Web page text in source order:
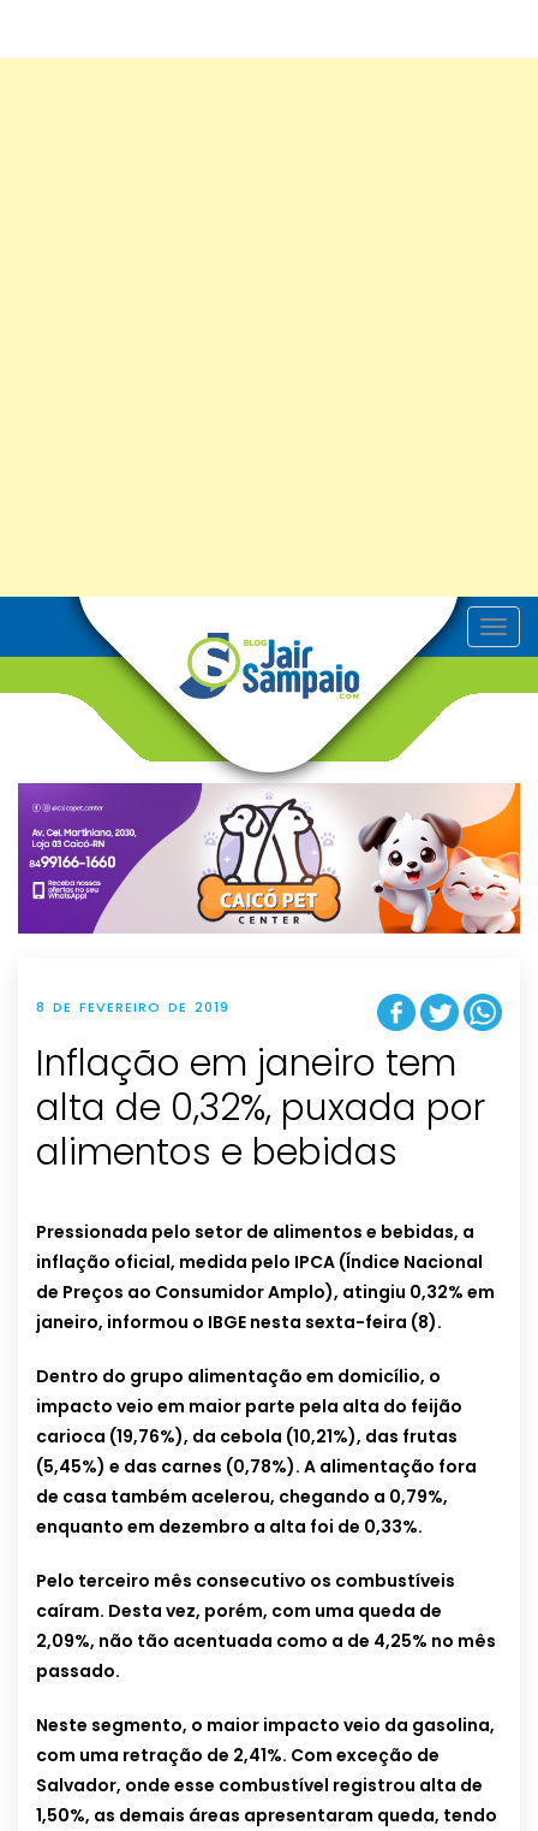
T
o
v
g
t
i
o
n
8 DE FEVEREIRO DE 2019
Inflação em janeiro tem
alta de 0,32%, puxada por
alimentos e bebidas
Pressionada pelo setor de alimentos e bebidas, a
inflação oficial, medida pelo IPCA (Índice Nacional
de Preços ao Consumidor Amplo), atingiu 0,32% em
janeiro, informou o IBGE nesta sexta-feira (8).
Dentro do grupo alimentação em domicílio, o
impacto veio em maior parte pela alta do feijão
carioca (19,76%), da cebola (10,21%), das frutas
(5,45%) e das carnes (0,78%). A alimentação fora
de casa também acelerou, chegando a 0,79%,
enquanto em dezembro a alta foi de 0,33%.
Pelo terceiro mês consecutivo os combustíveis
caíram. Desta vez, porém, com uma queda de
2,09%, não tão acentuada como a de 4,25% no mês
passado.
Neste segmento, o maior impacto veio da gasolina,
com uma retração de 2,41%. Com exceção de
Salvador, onde esse combustível registrou alta de
1,50%, as demais áreas apresentaram queda, tendo